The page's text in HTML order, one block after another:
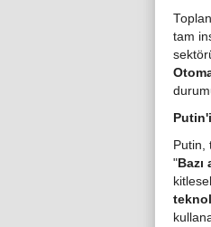
tam
Putin,
"